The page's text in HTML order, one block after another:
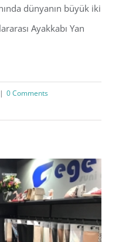
dünyanın büyük iki
Ayakkabı Yan
| 0 Comments